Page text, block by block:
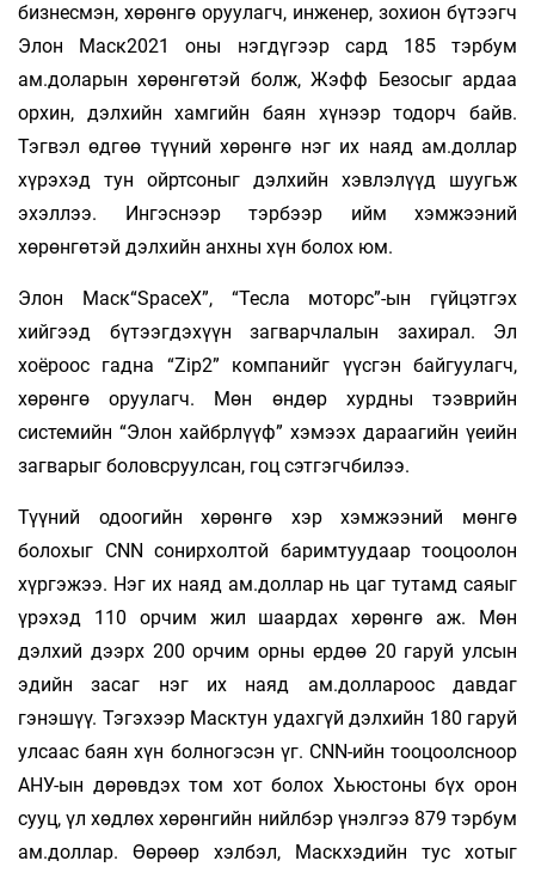
бизнесмэн, хөрөнгө оруулагч, инженер, зохион бүтээгч
Элон Маск2021 оны нэгдүгээр сард 185 тэрбум
ам.доларын хөрөнгөтэй болж, Жэфф Безосыг ардаа
орхин, дэлхийн хамгийн баян хүнээр тодорч байв.
Тэгвэл өдгөө түүний хөрөнгө нэг их наяд ам.доллар
хүрэхэд тун ойртсоныг дэлхийн хэвлэлүүд шуугьж
эхэллээ. Ингэснээр тэрбээр ийм хэмжээний
хөрөнгөтэй дэлхийн анхны хүн болох юм.
Элон Маск“SpaceX”, “Тесла моторс”-ын гүйцэтгэх
хийгээд бүтээгдэхүүн загварчлалын захирал. Эл
хоёроос гадна “Zip2” компанийг үүсгэн байгуулагч,
хөрөнгө оруулагч. Мөн өндөр хурдны тээврийн
системийн “Элон хайбрлүүф” хэмээх дараагийн үеийн
загварыг боловсруулсан, гоц сэтгэгчбилээ.
Түүний одоогийн хөрөнгө хэр хэмжээний мөнгө
болохыг CNN сонирхолтой баримтуудаар тооцоолон
хүргэжээ. Нэг их наяд ам.доллар нь цаг тутамд саяыг
үрэхэд 110 орчим жил шаардах хөрөнгө аж. Мөн
дэлхий дээрх 200 орчим орны ердөө 20 гаруй улсын
эдийн засаг нэг их наяд ам.доллароос давдаг
гэнэшүү. Тэгэхээр Масктун удахгүй дэлхийн 180 гаруй
улсаас баян хүн болногэсэн үг. CNN-ийн тооцоолсноор
АНУ-ын дөрөвдэх том хот болох Хьюстоны бүх орон
сууц, үл хөдлөх хөрөнгийн нийлбэр үнэлгээ 879 тэрбум
ам.доллар. Өөрөөр хэлбэл, Маскхэдийн тус хотыг